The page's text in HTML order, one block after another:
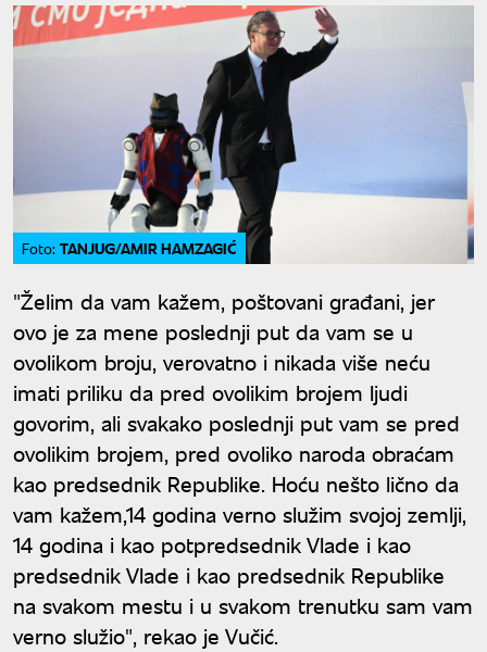
Foto: TANJUG/AMIR HAMZAGIĆ
"Želim da vam kažem, poštovani građani, jer
ovo je za mene poslednji put da vam se u
ovolikom broju, verovatno i nikada više neću
imati priliku da pred ovolikim brojem ljudi
govorim, ali svakako poslednji put vam se pred
ovolikim brojem, pred ovoliko naroda obraćam
kao predsednik Republike. Hoću nešto lično da
vam kažem,14 godina verno služim svojoj zemlji,
14 godina i kao potpredsednik Vlade i kao
predsednik Vlade i kao predsednik Republike
na svakom mestu i u svakom trenutku sam vam
verno služio", rekao je Vučić.